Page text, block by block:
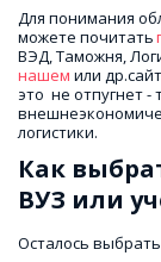
Для понимания
можете почитать
ВЭД, Таможня,
нашем или
это  не отпугнет
логистики.
Как
ВУЗ или
Осталось